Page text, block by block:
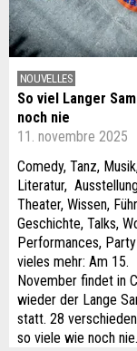
NOUVELLES
So viel Langer
noch nie
11. novembre 2025
Comedy, Tanz,
Literatur,
Theater, Wissen,
Geschichte, Talks,
Performances,
vieles mehr: Am 15.
November findet in
wieder der Lange
statt. 28
so viele wie noch